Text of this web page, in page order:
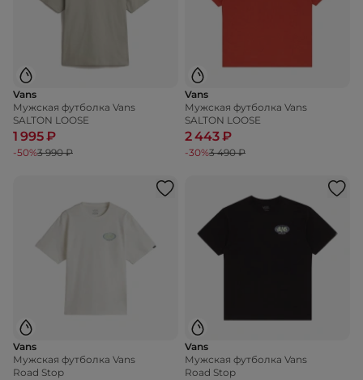
Vans
Мужская футболка Vans
SALTON LOOSE
1 995 ₽
-50%3 990 ₽
Vans
Мужская футболка Vans
SALTON LOOSE
2 443 ₽
-30%3 490 ₽
Vans
Мужская футболка Vans
Road Stop
Vans
Мужская футболка Vans
Road Stop